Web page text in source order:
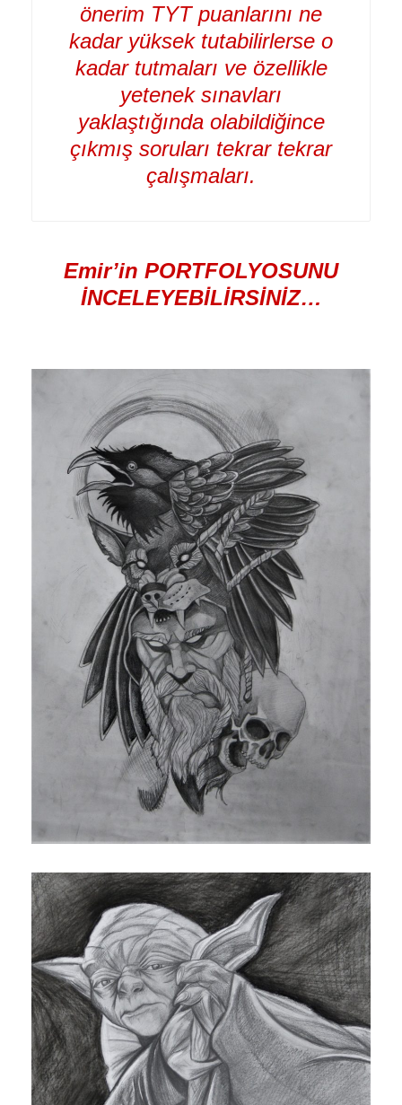
önerim TYT puanlarını ne
kadar yüksek tutabilirlerse o
kadar tutmaları ve özellikle
yetenek sınavları
yaklaştığında olabildiğince
çıkmış soruları tekrar tekrar
çalışmaları.
Emir’in PORTFOLYOSUNU
İNCELEYEBİLİRSİNİZ…